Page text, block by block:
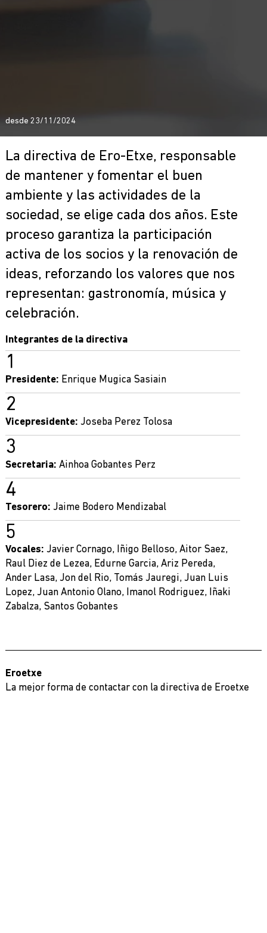
desde 23/11/2024
La directiva de Ero-Etxe, responsable
de mantener y fomentar el buen
ambiente y las actividades de la
sociedad, se elige cada dos años. Este
proceso garantiza la participación
activa de los socios y la renovación de
ideas, reforzando los valores que nos
representan: gastronomía, música y
celebración.
Integrantes de la directiva
Presidente: Enrique Mugica Sasiain
Vicepresidente: Joseba Perez Tolosa
Secretaria: Ainhoa Gobantes Perz
Tesorero: Jaime Bodero Mendizabal
Vocales: Javier Cornago, Iñigo Belloso, Aitor Saez,
Raul Diez de Lezea, Edurne Garcia, Ariz Pereda,
Ander Lasa, Jon del Rio, Tomás Jauregi, Juan Luis
Lopez, Juan Antonio Olano, Imanol Rodriguez, Iñaki
Zabalza, Santos Gobantes
Eroetxe
La mejor forma de contactar con la directiva de Eroetxe